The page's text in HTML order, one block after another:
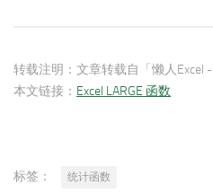
转载注明： 文章转载自「懒人Excel -
本文链接： Excel LARGE 函数
标签： 统计函数